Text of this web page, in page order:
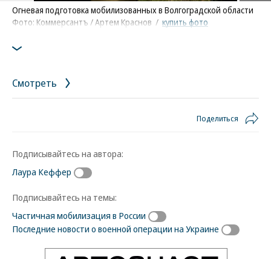
Огневая подготовка мобилизованных в Волгоградской области
Фото: Коммерсантъ / Артем Краснов / купить фото
Смотреть
Поделиться
Подписывайтесь на автора:
Лаура Кеффер
Подписывайтесь на темы:
Частичная мобилизация в России
Последние новости о военной операции на Украине